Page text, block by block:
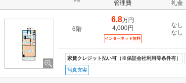
管理費
礼金
6階
6.8万円
4,000円
インターネット無料
なし
なし
家賃クレジット払い可（※保証会社利用等条件有）
写真充実